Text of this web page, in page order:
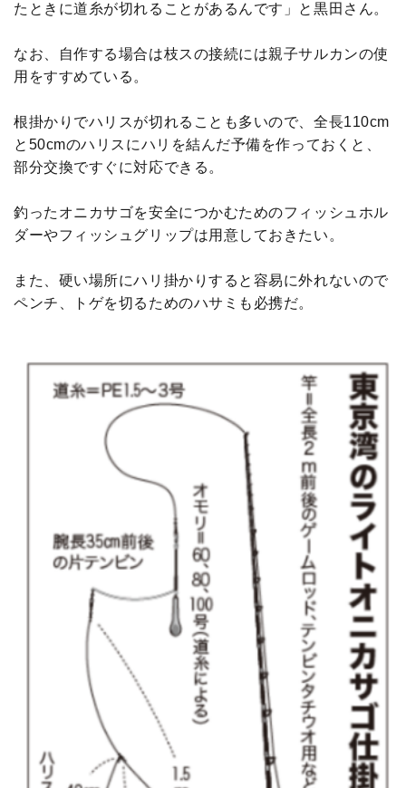
たときに道糸が切れることがあるんです」と黒田さん。
なお、自作する場合は枝スの接続には親子サルカンの使
用をすすめている。
根掛かりでハリスが切れることも多いので、全長110cm
と50cmのハリスにハリを結んだ予備を作っておくと、
部分交換ですぐに対応できる。
釣ったオニカサゴを安全につかむためのフィッシュホル
ダーやフィッシュグリップは用意しておきたい。
また、硬い場所にハリ掛かりすると容易に外れないので
ペンチ、トゲを切るためのハサミも必携だ。